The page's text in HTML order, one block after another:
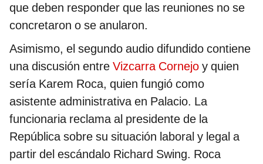
que deben responder que las reuniones no se
concretaron o se anularon.
Asimismo, el segundo audio difundido contiene
una discusión entre Vizcarra Cornejo y quien
sería Karem Roca, quien fungió como
asistente administrativa en Palacio. La
funcionaria reclama al presidente de la
República sobre su situación laboral y legal a
partir del escándalo Richard Swing. Roca